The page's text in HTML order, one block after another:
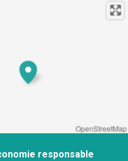
OpenStreetMap
responsable